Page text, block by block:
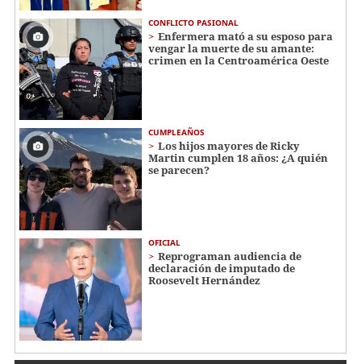
CONFLICTO PASIONAL
Enfermera mató a su esposo para
vengar la muerte de su amante:
crimen en la Centroamérica Oeste
CUMPLEAÑOS
Los hijos mayores de Ricky
Martin cumplen 18 años: ¿A quién
se parecen?
OFICIAL
Reprograman audiencia de
declaración de imputado de
Roosevelt Hernández